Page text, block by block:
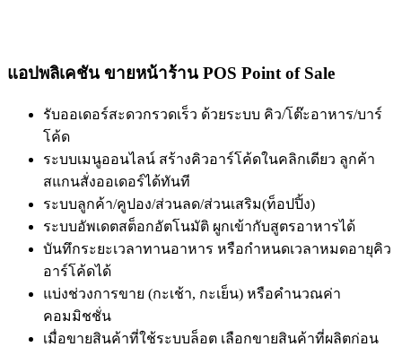
แอปพลิเคชัน ขายหน้าร้าน POS Point of Sale
รับออเดอร์สะดวกรวดเร็ว ด้วยระบบ คิว/โต๊ะอาหาร/บาร์
โค้ด
ระบบเมนูออนไลน์ สร้างคิวอาร์โค้ดในคลิกเดียว ลูกค้า
สแกนสั่งออเดอร์ได้ทันที
ระบบลูกค้า/คูปอง/ส่วนลด/ส่วนเสริม(ท็อปปิ้ง)
ระบบอัพเดตสต็อกอัตโนมัติ ผูกเข้ากับสูตรอาหารได้
บันทึกระยะเวลาทานอาหาร หรือกำหนดเวลาหมดอายุคิว
อาร์โค้ดได้
แบ่งช่วงการขาย (กะเช้า, กะเย็น) หรือคำนวณค่า
คอมมิชชั่น
เมื่อขายสินค้าที่ใช้ระบบล็อต เลือกขายสินค้าที่ผลิตก่อน